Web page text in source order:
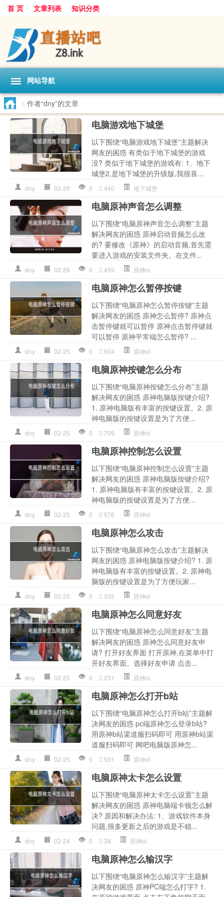
首 页 文章列表 知识分类
网站导航
> 作者“dny”的文章
电脑游戏地下城堡
以下围绕“电脑游戏地下城堡”主题解决
网友的困惑 有类似于地下城堡的游戏
没? 类似于地下城堡的游戏有: 1、地下
城堡2,是地下城堡的升级版,我很喜...
dny 03-29 0 440 地下城堡
电脑原神声音怎么调整
以下围绕“电脑原神声音怎么调整”主题
解决网友的困惑 原神启动音频怎么改
的? 要修改《原神》的启动音频,首先需
要进入游戏的安装文件夹。在文件...
dny 02-26 0 459 原神ol
电脑原神怎么暂停按键
以下围绕“电脑原神怎么暂停按键”主题
解决网友的困惑 原神怎么暂停? 原神点
击暂停键就可以暂停 原神点击暂停键就
可以暂停 原神平常端怎么暂停? ...
dny 02-25 0 604 原神ol
电脑原神按键怎么分布
以下围绕“电脑原神按键怎么分布”主题
解决网友的困惑 原神电脑版按键介绍?
1. 原神电脑版有丰富的按键设置。2. 原
神电脑版的按键设置是为了方便...
dny 02-25 0 709 原神ol
电脑原神控制怎么设置
以下围绕“电脑原神控制怎么设置”主题
解决网友的困惑 原神电脑版按键介绍?
1. 原神电脑版有丰富的按键设置。2. 原
神电脑版的按键设置是为了方便...
dny 02-25 0 576 原神ol
电脑原神怎么攻击
以下围绕“电脑原神怎么攻击”主题解决
网友的困惑 原神电脑版按键介绍? 1. 原
神电脑版有丰富的按键设置。2. 原神电
脑版的按键设置是为了方便玩家...
dny 02-25 0 335 原神ol
电脑原神怎么同意好友
以下围绕“电脑原神怎么同意好友”主题
解决网友的困惑 原神怎么同意好友申
请? 打开好友界面 打开原神,在菜单中打
开好友界面。选择好友申请 点击...
dny 02-25 0 231 原神ol
电脑原神怎么打开b站
以下围绕“电脑原神怎么打开b站”主题解
决网友的困惑 pc端原神怎么登录b站?
用原神b站渠道服扫码即可 用原神b站渠
道服扫码即可 网吧电脑版原神怎...
dny 02-25 0 591 原神ol
电脑原神太卡怎么设置
以下围绕“电脑原神太卡怎么设置”主题
解决网友的困惑 原神电脑端卡顿怎么解
决? 原因和解决办法: 1、游戏软件本身
问题,很多更新之后的游戏是不稳...
dny 02-24 0 38 原神ol
电脑原神怎么输汉字
以下围绕“电脑原神怎么输汉字”主题解
决网友的困惑 原神PC端怎么打字? 1.